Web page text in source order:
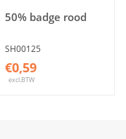
50% badge rood
SH00125
€0,59
excl.BTW